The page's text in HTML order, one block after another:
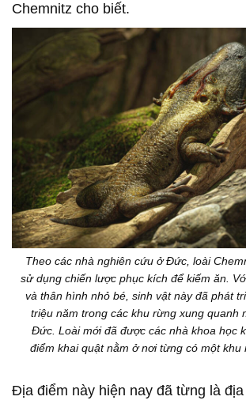
Chemnitz cho biết.
Theo các nhà nghiên cứu ở Đức, loài
sử dụng chiến lược phục kích để kiếm ăn.
và thân hình nhỏ bé, sinh vật này đã phát
triệu năm trong các khu rừng xung quanh
Đức. Loài mới đã được các nhà khoa học
điểm khai quật nằm ở nơi từng có một khu
Địa điểm này hiện nay đã từng là